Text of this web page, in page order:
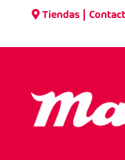
Tiendas |